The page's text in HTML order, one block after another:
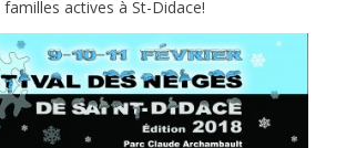
actives à St-Didace!